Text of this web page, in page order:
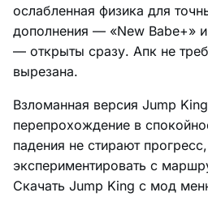
ослабленная физика для
дополнения — «New Babe+»
— открыты сразу. Апк не
вырезана.
Взломанная версия Jump
перепрохождение в
падения не стирают
экспериментировать с
Скачать Jump King с мод